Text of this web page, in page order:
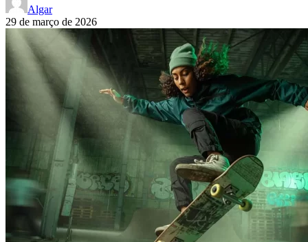
Algar
29 de março de 2026